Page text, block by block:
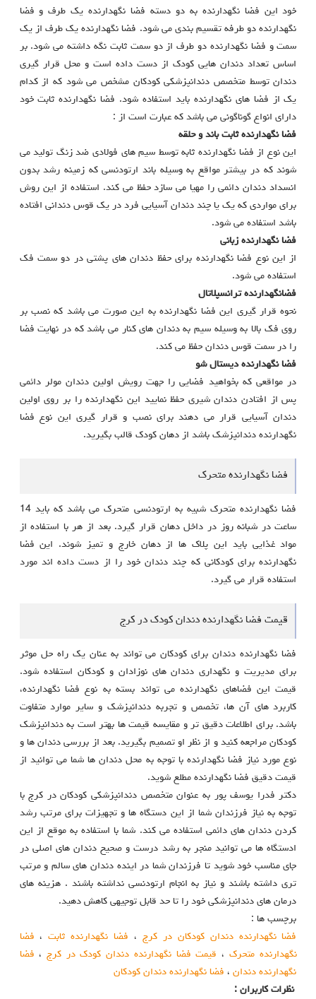
خود این فضا نگهدارنده به دو دسته فضا نگهدارنده یک طرف و فضا
نگهدارنده دو طرفه تقسیم بندی می شود. فضا نگهدارنده یک طرف از یک
سمت و فضا نگهدارنده دو طرف از دو سمت ثابت نگه داشته می شود. بر
اساس تعداد دندان هایی کودک از دست داده است و محل قرار گیری
دندان توسط متخصص دندانپزشکی کودکان مشخص می شود که از کدام
یک از فضا های نگهدارنده باید استفاده شود. فضا نگهدارنده ثابت خود
دارای انواع گوناگونی می باشد که عبارت است از :
فضا نگهدارنده ثابت باند و حلقه
این نوع از فضا نگهدارنده ثابه توسط سیم های فولادی ضد زنگ تولید می
شوند که در بیشتر مواقع به وسیله باند ارتودنسی که زمینه رشد بدون
انسداد دندان دائمی را مهیا می سازد حفظ می کند. استفاده از این روش
برای مواردی که یک یا چند دندان آسیایی فرد در یک قوس دندانی افتاده
باشد استفاده می شود.
فضا نگهدارنده زبانی
از این نوع فضا نگهدارنده برای حفظ دندان های پشتی در دو سمت فک
استفاده می شود.
فضانگهدارنده ترانسپلاتال
نحوه قرار گیری این فضا نگهدارنده به این صورت می باشد که نصب بر
روی فک بالا به وسیله سیم به دندان های کنار می باشد که در نهایت فضا
را در سمت قوس دندان حفظ می کند.
فضا نگهدارنده دیستال شو
در مواقعی که بخواهید فضایی را جهت رویش اولین دندان مولر دائمی
پس از افتادن دندان شیری حفظ نمایید این نگهدارنده را بر روی اولین
دندان آسیایی قرار می دهند برای نصب و قرار گیری این نوع فضا
نگهدارنده دندانپزشک باشد از دهان کودک قالب بگیرید.
فضا نگهدارنده متحرک
فضا نگهدارنده متحرک شبیه به ارتودنسی متحرک می باشد که باید 14
ساعت در شبانه روز در داخل دهان قرار گیرد. بعد از هر با استفاده از
مواد غذایی باید این پلاک ها از دهان خارج و تمیز شوند. این فضا
نگهدارنده برای کودکانی که چند دندان خود را از دست داده اند مورد
استفاده قرار می گیرد.
قیمت فضا نگهدارنده دندان کودک در کرج
فضا نگهدارنده دندان برای کودکان می تواند به عنان یک راه حل موثر
برای مدیریت و نگهداری دندان های نوزادان و کودکان استفاده شود.
قیمت این فضاهای نگهدارنده می تواند بسته به نوع فضا نگهدارنده،
کاربرد های آن ها، تخصص و تجربه دندانپزشک و سایر موارد متفاوت
باشد. برای اطلاعات دقیق تر و مقایسه قیمت ها بهتر است به دندانپزشک
کودکان مراجعه کنید و از نظر او تصمیم بگیرید. بعد از بررسی دندان ها و
نوع مورد نیاز فضا نگهدارنده با توجه به محل دندان ها شما می توانید از
قیمت دقیق فضا نگهدارنده مطلع شوید.
دکتر فدرا یوسف پور به عنوان متخصص دندانپزشکی کودکان در کرج با
توجه به نیاز فرزندان شما از این دستگاه ها و تجهیزات برای مرتب رشد
کردن دندان های دائمی استفاده می کند. شما با استفاده به موقع از این
ادستگاه ها می توانید منجر به رشد درست و صحیح دندان های اصلی در
جای مناسب خود شوید تا فرزندان شما در اینده دندان های سالم و مرتب
تری داشته باشند و نیاز به انجام ارتودنسی نداشته باشند . هزینه های
درمان های دندانپزشکی خود را تا حد قابل توجیهی کاهش دهید.
برچسب ها :
فضا نگهدارنده دندان کودکان در کرج ، فضا نگهدارنده ثابت، فضا
نگهدارنده متحرک ، قیمت فضا نگهدارنده دندان کودک در کرج ، فضا
نگهدارنده دندان، فضا نگهدارنده دندان کودکان
نظرات كاربران :